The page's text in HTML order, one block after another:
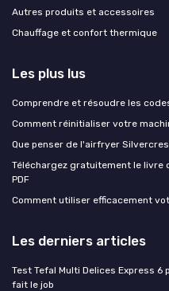
Autres produits et accessoires
Chauffage et confort thermique
Les plus lus
Comprendre et résoudre les
Comment réinitialiser votre
Que penser de l'airfryer
Téléchargez gratuitement le livre
PDF
Comment utiliser efficacement
Les derniers articles
Test Tefal Multi Delices Express
fait le job